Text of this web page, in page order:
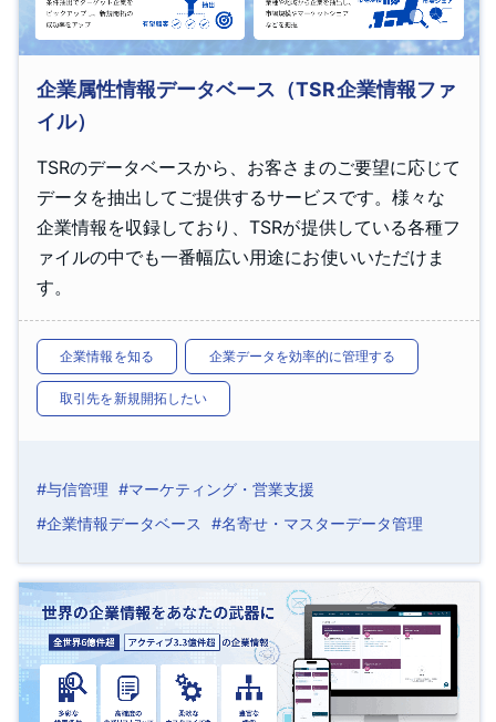
企業属性情報データベース（TSR企業情報ファ
イル）
TSRのデータベースから、お客さまのご要望に応じて
データを抽出してご提供するサービスです。様々な
企業情報を収録しており、TSRが提供している各種フ
ァイルの中でも一番幅広い用途にお使いいただけま
す。
企業情報を知る 企業データを効率的に管理する
取引先を新規開拓したい
#与信管理 #マーケティング・営業支援
#企業情報データベース
#名寄せ・マスターデータ管理